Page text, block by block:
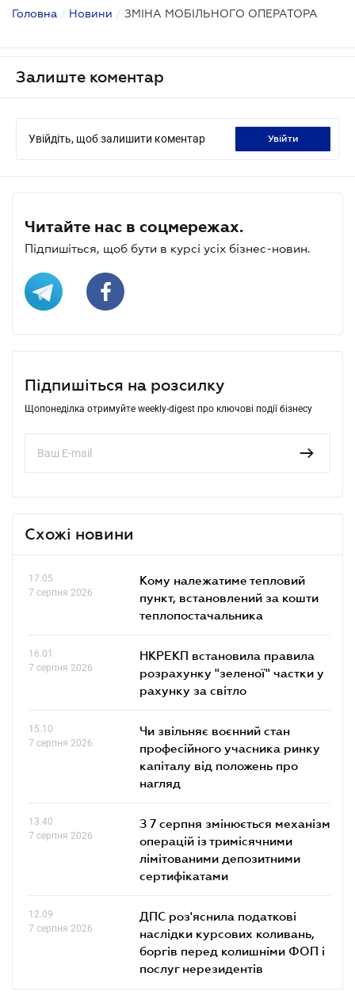
Головна / Новини / ЗМІНА МОБІЛЬНОГО ОПЕРАТОРА
Залиште коментар
Увійдіть, щоб залишити коментар увійти
Читайте нас в соцмережах.
Підпишіться, щоб бути в курсі усіх бізнес-новин.
Підпишіться на розсилку
Щопонеділка отримуйте weekly-digest про ключові події бізнесу
Схожі новини
17.05
7 серпня 2026
Кому належатиме тепловий
пункт, встановлений за кошти
теплопостачальника
16.01
7 серпня 2026
НКРЕКП встановила правила
розрахунку "зеленої" частки у
рахунку за світло
15.10
7 серпня 2026
Чи звільняє воєнний стан
професійного учасника ринку
капіталу від положень про
нагляд
13.40
7 серпня 2026
З 7 серпня змінюється механізм
операцій із тримісячними
лімітованими депозитними
сертифікатами
12.09
7 серпня 2026
ДПС роз'яснила податкові
наслідки курсових коливань,
боргів перед колишніми ФОП і
послуг нерезидентів